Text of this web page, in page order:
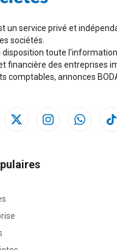
un service privé et
sociétés.
disposition toute
financière des entreprises
comptables, annonces